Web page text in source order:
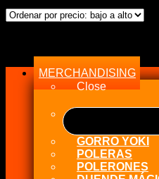
MERCHANDISING
Close
GORRO YOKI
POLERAS
POLERONES